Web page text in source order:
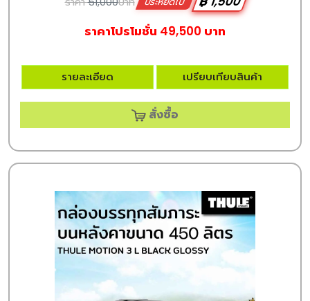
ราคาโปรโมชั่น 49,500 บาท
รายละเอียด เปรียบเทียบสินค้า
สั่งซื้อ